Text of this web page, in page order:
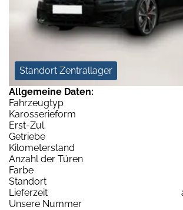
Standort Zentrallager
Allgemeine Daten:
Fahrzeugtyp
Karosserieform
Erst-Zul.
Getriebe
Kilometerstand
Anzahl der Türen
Farbe
Standort
Lieferzeit
Unsere Nummer